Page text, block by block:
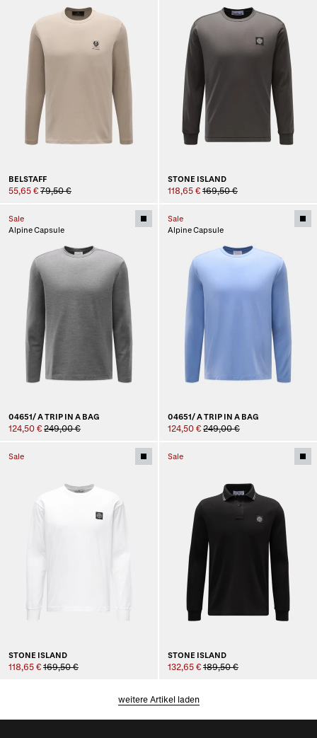
BELSTAFF
55,65 € 79,50 €
STONE ISLAND
118,65 € 169,50 €
Sale
Alpine Capsule
04651/ A TRIP IN A BAG
124,50 € 249,00 €
Sale
Alpine Capsule
04651/ A TRIP IN A BAG
124,50 € 249,00 €
Sale
STONE ISLAND
118,65 € 169,50 €
Sale
STONE ISLAND
132,65 € 189,50 €
weitere Artikel laden